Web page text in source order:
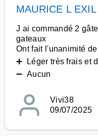
MAURICE L EXIL
J ai commandé 2
gateaux
Ont fait l'unanimité
➕ Léger très frais et
➖ Aucun
Vivi38
09/07/2025